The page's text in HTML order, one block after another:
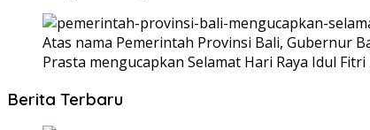
Atas nama Pemerintah Provinsi Bali, Gubernur
Prasta mengucapkan Selamat Hari Raya Idul
Berita Terbaru